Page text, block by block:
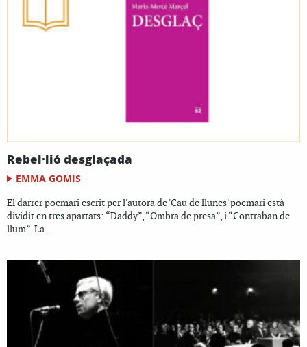
Rebel·lió desglaçada
EMMA GOMIS
El darrer poemari escrit per l'autora de 'Cau de llunes' poemari està
dividit en tres apartats: “Daddy”, “Ombra de presa”, i “Contraban de
llum”. La...